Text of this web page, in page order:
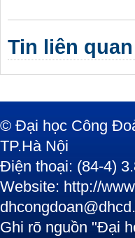
Tin liên quan
© Đại học Công
TP.Hà Nội
Điện thoại: (84-4)
Website: http://
Ghi rõ nguồn "Đại